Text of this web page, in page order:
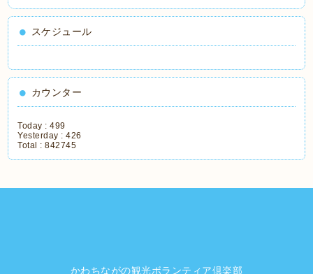
スケジュール
カウンター
Today :499
Yesterday :426
Total :842745
かわちながの観光ボランティア倶楽部